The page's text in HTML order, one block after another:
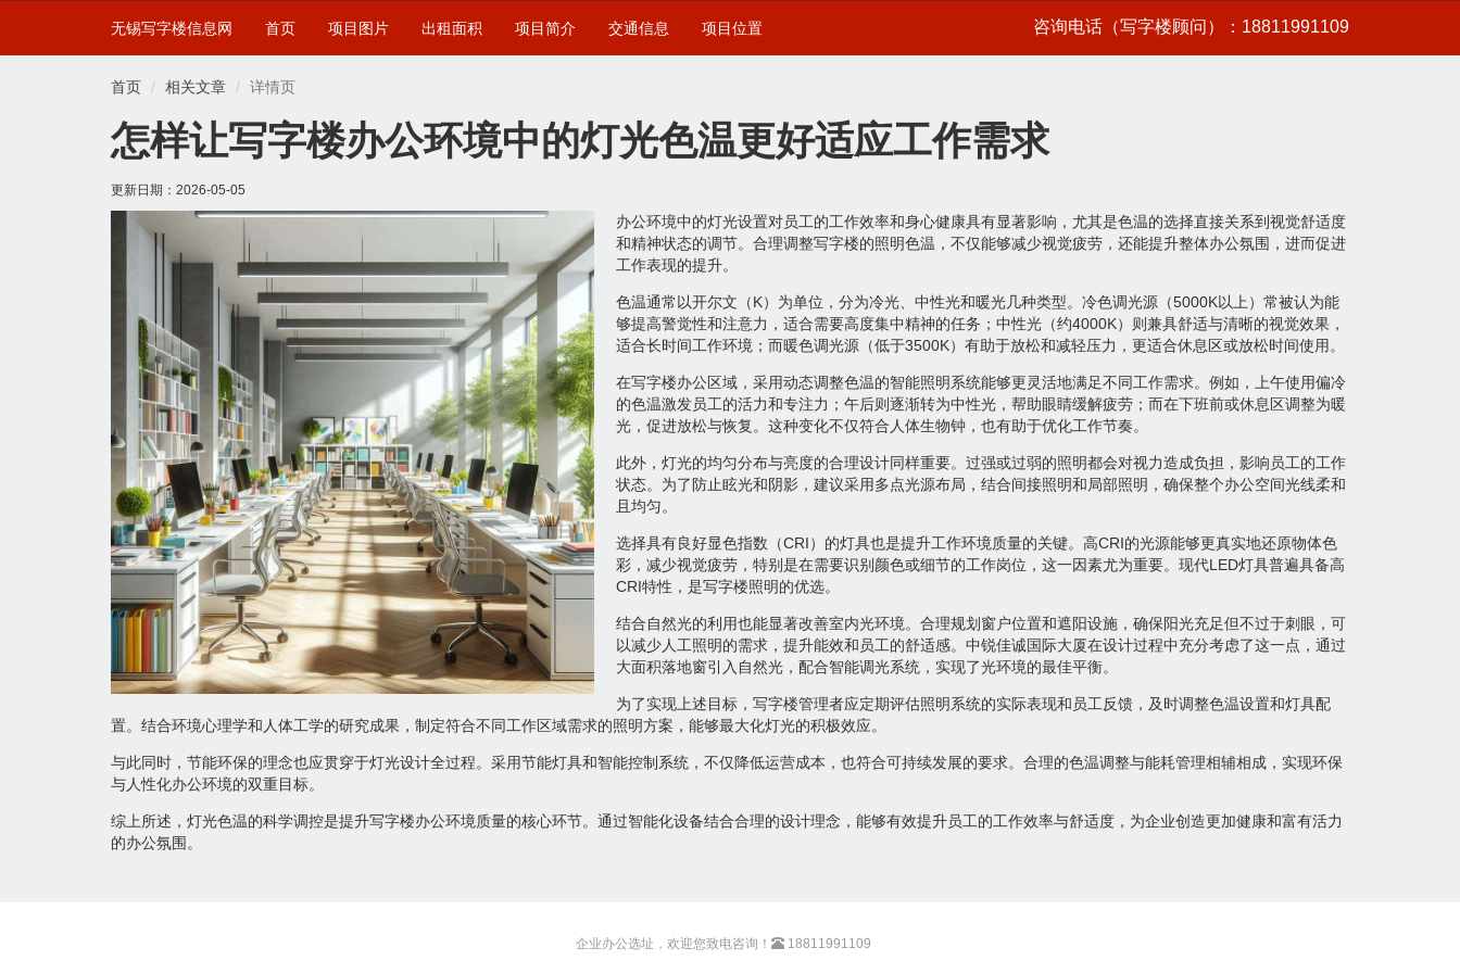
无锡写字楼信息网 首页 项目图片 出租面积 项目简介 交通信息 项目位置 咨询电话（写字楼顾问）：18811991109
首页 相关文章 详情页
怎样让写字楼办公环境中的灯光色温更好适应工作需求
更新日期： 2026-05-05
办公环境中的灯光设置对员工的工作效率和身心健康具有显著影响，尤其是色温的选择直接关系到视觉舒适度
和精神状态的调节。合理调整写字楼的照明色温，不仅能够减少视觉疲劳，还能提升整体办公氛围，进而促进
工作表现的提升。
色温通常以开尔文（K）为单位，分为冷光、中性光和暖光几种类型。冷色调光源（5000K以上）常被认为能
够提高警觉性和注意力，适合需要高度集中精神的任务；中性光（约4000K）则兼具舒适与清晰的视觉效果，
适合长时间工作环境；而暖色调光源（低于3500K）有助于放松和减轻压力，更适合休息区或放松时间使用。
在写字楼办公区域，采用动态调整色温的智能照明系统能够更灵活地满足不同工作需求。例如，上午使用偏冷
的色温激发员工的活力和专注力；午后则逐渐转为中性光，帮助眼睛缓解疲劳；而在下班前或休息区调整为暖
光，促进放松与恢复。这种变化不仅符合人体生物钟，也有助于优化工作节奏。
此外，灯光的均匀分布与亮度的合理设计同样重要。过强或过弱的照明都会对视力造成负担，影响员工的工作
状态。为了防止眩光和阴影，建议采用多点光源布局，结合间接照明和局部照明，确保整个办公空间光线柔和
且均匀。
选择具有良好显色指数（CRI）的灯具也是提升工作环境质量的关键。高CRI的光源能够更真实地还原物体色
彩，减少视觉疲劳，特别是在需要识别颜色或细节的工作岗位，这一因素尤为重要。现代LED灯具普遍具备高
CRI特性，是写字楼照明的优选。
结合自然光的利用也能显著改善室内光环境。合理规划窗户位置和遮阳设施，确保阳光充足但不过于刺眼，可
以减少人工照明的需求，提升能效和员工的舒适感。中锐佳诚国际大厦在设计过程中充分考虑了这一点，通过
大面积落地窗引入自然光，配合智能调光系统，实现了光环境的最佳平衡。
为了实现上述目标，写字楼管理者应定期评估照明系统的实际表现和员工反馈，及时调整色温设置和灯具配
置。结合环境心理学和人体工学的研究成果，制定符合不同工作区域需求的照明方案，能够最大化灯光的积极效应。
与此同时，节能环保的理念也应贯穿于灯光设计全过程。采用节能灯具和智能控制系统，不仅降低运营成本，也符合可持续发展的要求。合理的色温调整与能耗管理相辅相成，实现环保
与人性化办公环境的双重目标。
综上所述，灯光色温的科学调控是提升写字楼办公环境质量的核心环节。通过智能化设备结合合理的设计理念，能够有效提升员工的工作效率与舒适度，为企业创造更加健康和富有活力
的办公氛围。
企业办公选址，欢迎您致电咨询！ 18811991109